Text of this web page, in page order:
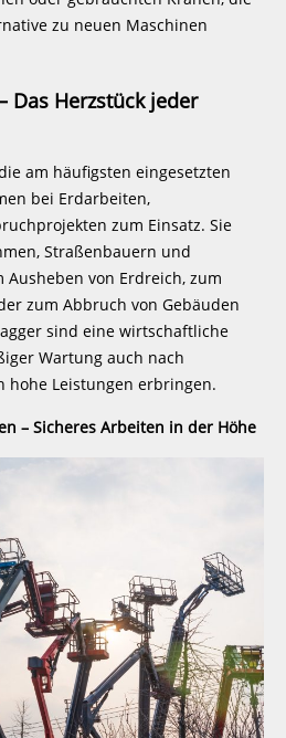
zu neuen Maschinen
Das Herzstück jeder
am häufigsten eingesetzten
bei Erdarbeiten,
zum Einsatz. Sie
Straßenbauern und
von Erdreich, zum
zum Abbruch von Gebäuden
sind eine wirtschaftliche
Wartung auch nach
hohe Leistungen erbringen.
– Sicheres Arbeiten in der Höhe